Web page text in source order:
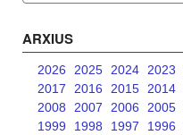
ARXIUS
2026 2025 2024 2023
2017
2016 2015 2014
2008
2007 2006 2005
1999
1998 1997 1996